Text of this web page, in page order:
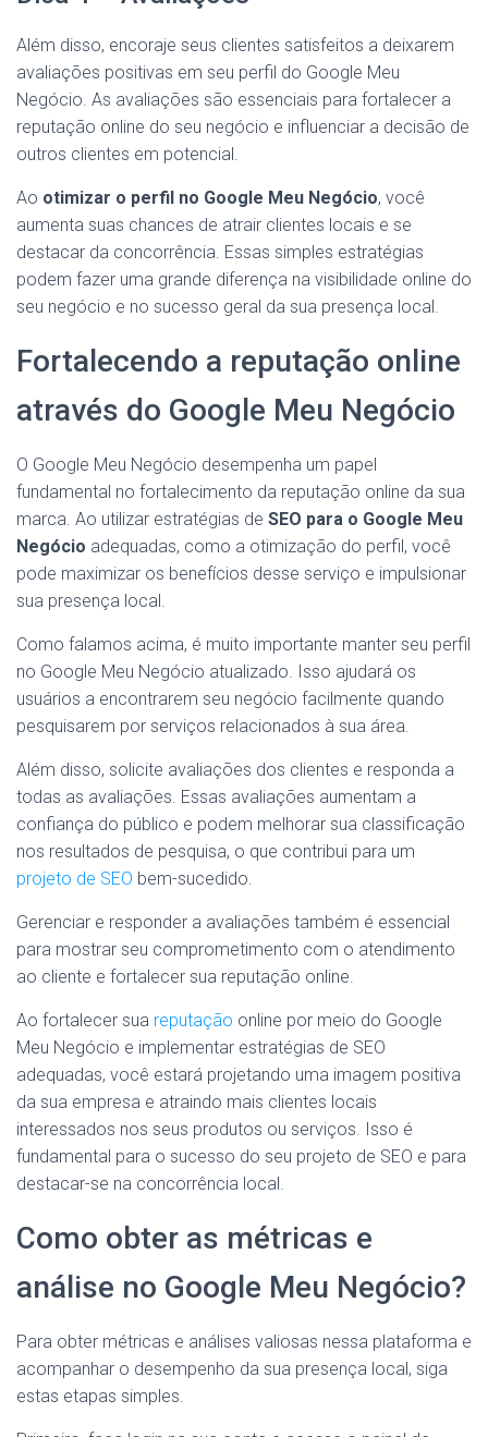
Além disso, encoraje seus clientes satisfeitos a deixarem
avaliações positivas em seu perfil do Google Meu
Negócio. As avaliações são essenciais para fortalecer a
reputação online do seu negócio e influenciar a decisão de
outros clientes em potencial.
Ao otimizar o perfil no Google Meu Negócio, você
aumenta suas chances de atrair clientes locais e se
destacar da concorrência. Essas simples estratégias
podem fazer uma grande diferença na visibilidade online do
seu negócio e no sucesso geral da sua presença local.
Fortalecendo a reputação online
através do Google Meu Negócio
O Google Meu Negócio desempenha um papel
fundamental no fortalecimento da reputação online da sua
marca. Ao utilizar estratégias de SEO para o Google Meu
Negócio adequadas, como a otimização do perfil, você
pode maximizar os benefícios desse serviço e impulsionar
sua presença local.
Como falamos acima, é muito importante manter seu perfil
no Google Meu Negócio atualizado. Isso ajudará os
usuários a encontrarem seu negócio facilmente quando
pesquisarem por serviços relacionados à sua área.
Além disso, solicite avaliações dos clientes e responda a
todas as avaliações. Essas avaliações aumentam a
confiança do público e podem melhorar sua classificação
nos resultados de pesquisa, o que contribui para um
projeto de SEO bem-sucedido.
Gerenciar e responder a avaliações também é essencial
para mostrar seu comprometimento com o atendimento
ao cliente e fortalecer sua reputação online.
Ao fortalecer sua reputação online por meio do Google
Meu Negócio e implementar estratégias de SEO
adequadas, você estará projetando uma imagem positiva
da sua empresa e atraindo mais clientes locais
interessados nos seus produtos ou serviços. Isso é
fundamental para o sucesso do seu projeto de SEO e para
destacar-se na concorrência local.
Como obter as métricas e
análise no Google Meu Negócio?
Para obter métricas e análises valiosas nessa plataforma e
acompanhar o desempenho da sua presença local, siga
estas etapas simples.